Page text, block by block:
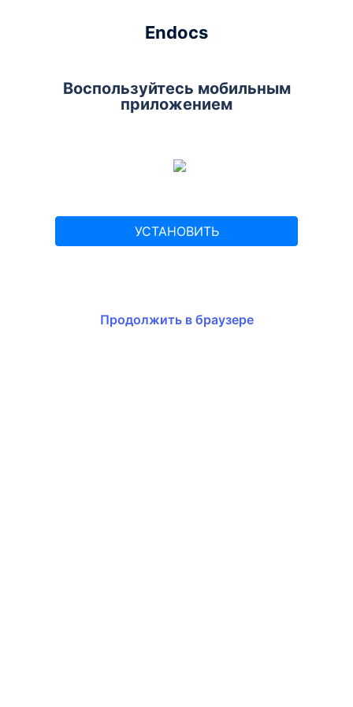
Endocs
Воспользуйтесь мобильным
приложением
УСТАНОВИТЬ
Продолжить в браузере